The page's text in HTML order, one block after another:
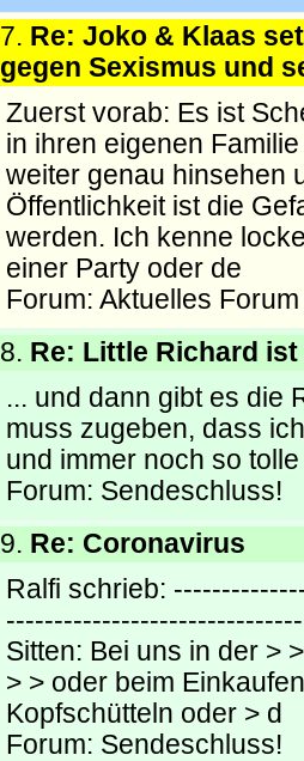
7. Re: Joko & Klaas
gegen Sexismus und
Zuerst vorab: Es ist
in ihren eigenen
weiter genau hinsehen
Öffentlichkeit ist die
werden. Ich kenne
einer Party oder de
Forum: Aktuelles Forum
8. Re: Little Richard
... und dann gibt es die
muss zugeben, dass
und immer noch so
Forum: Sendeschluss!
9. Re: Coronavirus
Ralfi schrieb:
Sitten: Bei uns in der >
> > oder beim
Kopfschütteln oder > d
Forum: Sendeschluss!